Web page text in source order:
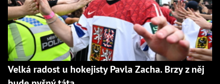
Velká radost u hokejisty Pavla Zacha. Brzy z něj